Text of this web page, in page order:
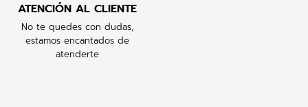
ATENCIÓN AL CLIENTE
No te quedes con dudas,
estamos encantados de
atenderte